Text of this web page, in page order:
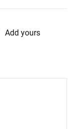
Add yours